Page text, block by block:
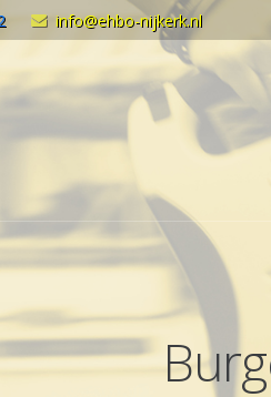
info@ehbo-nijkerk.nl